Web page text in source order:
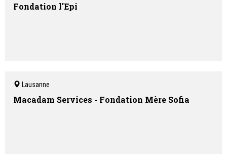
Fondation l'Epi
Lausanne
Macadam Services - Fondation Mère Sofia